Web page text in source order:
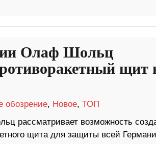
Олаф Шольц
щит
обозрение, Новое, ТОП
рассматривает возможность
щита для защиты всей